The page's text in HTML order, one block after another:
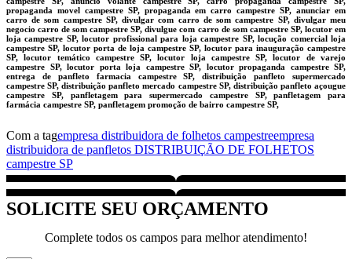
propaganda movel campestre SP, propaganda em carro campestre SP, anunciar em
carro de som campestre SP, divulgar com carro de som campestre SP, divulgar meu
negocio carro de som campestre SP, divulgue com carro de som campestre SP, locutor em
loja campestre SP, locutor profissional para loja campestre SP, locução comercial loja
campestre SP, locutor porta de loja campestre SP, locutor para inauguração campestre
SP, locutor temático campestre SP, locutor loja campestre SP, locutor de varejo
campestre SP, locutor porta loja campestre SP, locutor propaganda campestre SP,
entrega de panfleto farmacia campestre SP, distribuição panfleto supermercado
campestre SP, distribuição panfleto mercado campestre SP, distribuição panfleto açougue
campestre SP, panfletagem para supermercado campestre SP, panfletagem para
farmácia campestre SP, panfletagem promoção de bairro campestre SP,
Com a tagempresa distribuidora de folhetos campestreempresa
distribuidora de panfletos DISTRIBUIÇÃO DE FOLHETOS
campestre SP
SOLICITE SEU ORÇAMENTO
Complete todos os campos para melhor atendimento!